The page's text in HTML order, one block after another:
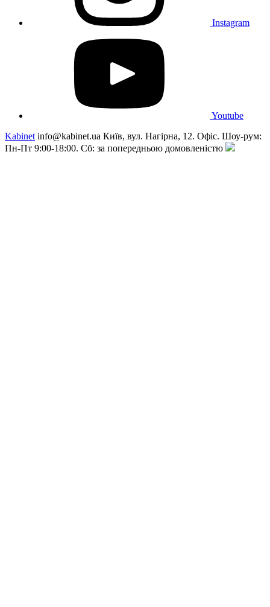
Instagram
Youtube
Kabinet info@kabinet.ua Київ, вул. Нагірна, 12. Офіс. Шоу-рум:
Пн-Пт 9:00-18:00. Сб: за попередньою домовленістю